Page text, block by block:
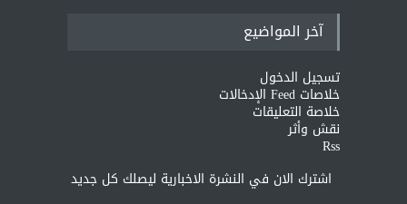
آخر المواضيع
تسجيل الدخول
خلاصات Feed الإدخالات
خلاصة التعليقات
نقش وأثر
Rss
اشترك الان في النشرة الاخبارية ليصلك كل جديد